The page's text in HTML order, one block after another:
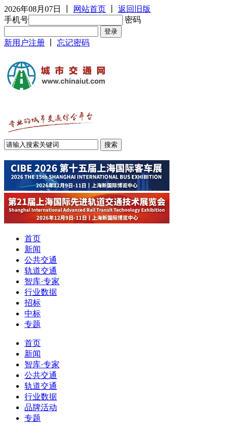
2026年08月07日 网站首页
返回旧版
手机号
密码
新用户注册 忘记密码
首页
新闻
公共交通
轨道交通
智库·专家
行业数据
招标
中标
专题
首页
新闻
智库·专家
公共交通
轨道交通
行业数据
品牌活动
专题